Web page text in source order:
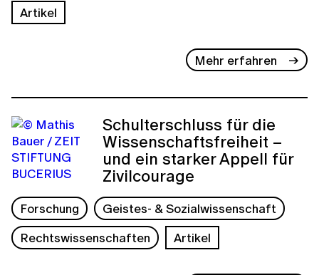
Artikel
Mehr erfahren
Schulterschluss für die
Wissenschaftsfreiheit –
und ein starker Appell für
Zivilcourage
Forschung
Geistes- & Sozialwissenschaft
Rechtswissenschaften
Artikel